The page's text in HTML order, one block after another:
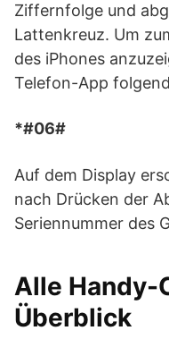
Ziffernfolge und
Lattenkreuz. Um
des iPhones
Telefon-App
*#06#
Auf dem Display
nach Drücken der
Seriennummer des
Alle Handy-
Überblick